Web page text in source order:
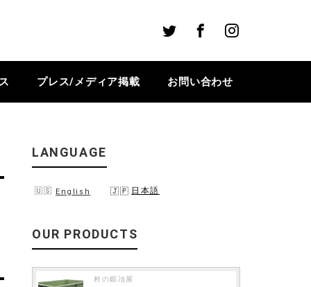
Instagram
プレス/メディア掲載 お問い合わせ
LANGUAGE
English 日本語
OUR PRODUCTS
村の鍛冶屋